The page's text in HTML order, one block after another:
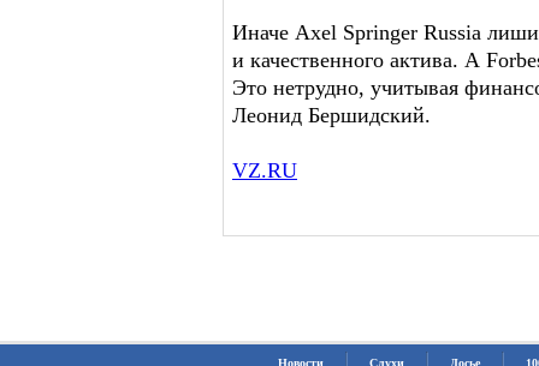
Иначе Axel Springer Russia
и качественного актива. А
Это нетрудно, учитывая
Леонид Бершидский.
VZ.RU
Новости Слухи Досье